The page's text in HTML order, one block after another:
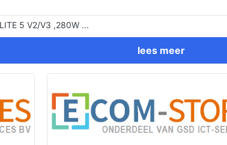
5 V2/V3 ,280W ...
lees meer